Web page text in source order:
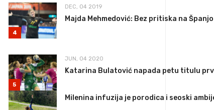
4
DEC, 04 2019
Majda Mehmedović: Bez pritiska na
5
JUN, 04 2020
Katarina Bulatović napada petu titulu
Milenina infuzija je porodica i seoski